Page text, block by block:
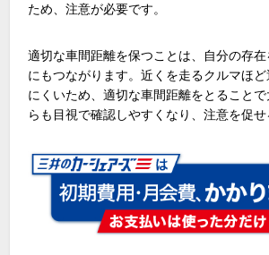
ため、注意が必要です。
適切な車間距離を保つことは、自分の存在
にもつながります。近くを走るクルマほ
にくいため、適切な車間距離をとること
らも目視で確認しやすくなり、注意を促せ